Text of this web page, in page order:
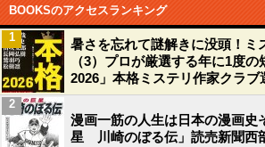
BOOKSのアクセスランキング
暑さを忘れて謎解きに没頭！ミ
（3）プロが厳選する年に1度
2026」本格ミステリ作家クラブ
1
漫画一筋の人生は日本の漫画史
星 川崎のぼる伝」読売新聞西
2